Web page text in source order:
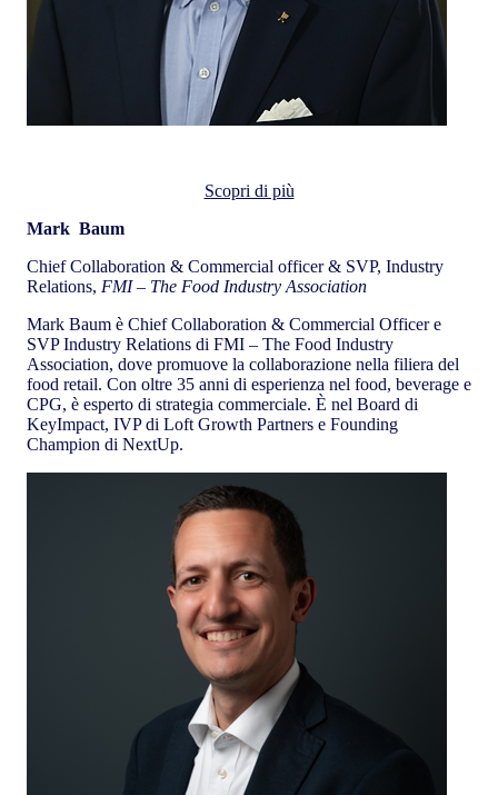
Scopri di più
Mark Baum
Chief Collaboration & Commercial officer & SVP, Industry
Relations, FMI – The Food Industry Association
Mark Baum è Chief Collaboration & Commercial Officer e
SVP Industry Relations di FMI – The Food Industry
Association, dove promuove la collaborazione nella filiera del
food retail. Con oltre 35 anni di esperienza nel food, beverage e
CPG, è esperto di strategia commerciale. È nel Board di
KeyImpact, IVP di Loft Growth Partners e Founding
Champion di NextUp.